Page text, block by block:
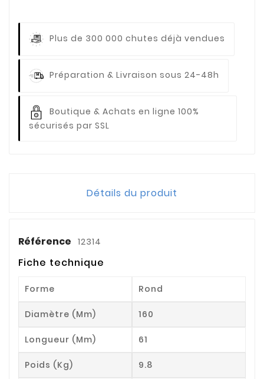
Plus de 300 000 chutes déjà vendues
Préparation & Livraison sous 24-48h
Boutique & Achats en ligne 100%
sécurisés par SSL
Détails du produit
Référence 12314
Fiche technique
Forme Rond
Diamètre (mm) 160
Longueur (mm) 61
Poids (kg) 9.8